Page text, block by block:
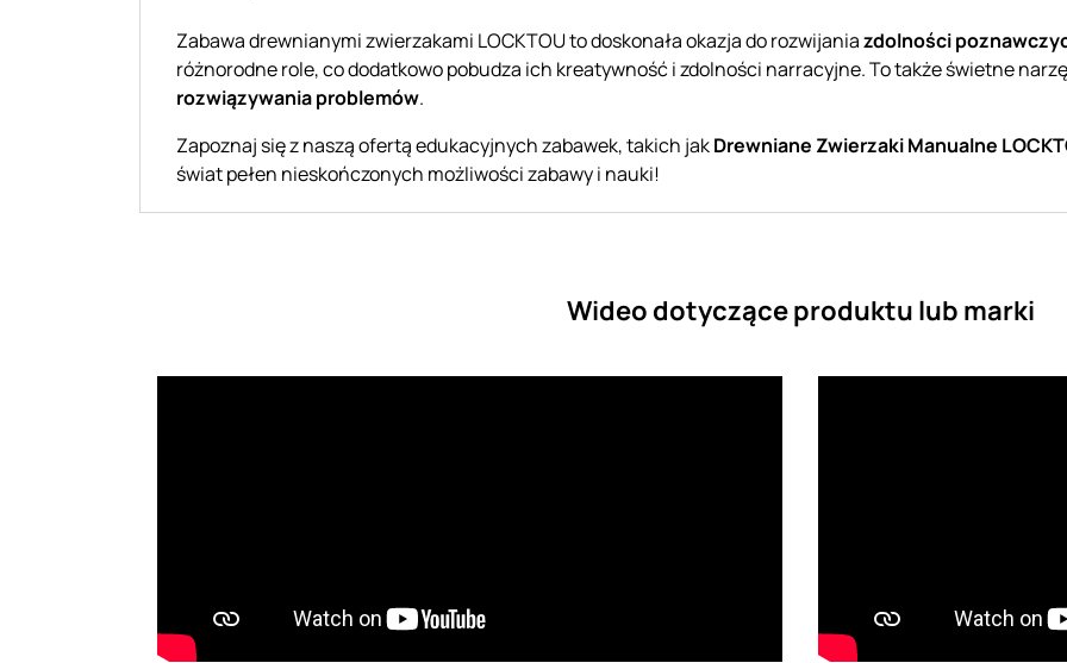
Zabawa drewnianymi zwierzakami LOCKTOU to doskonała okazja do rozwijaniazdolności
różnorodne role, co dodatkowo pobudza ich kreatywność i zdolności narracyjne. To także świetne
rozwiązywania problemów.
Zapoznaj się z naszą ofertą edukacyjnych zabawek, takich jakDrewniane Zwierzaki Manualne
świat pełen nieskończonych możliwości zabawy i nauki!
Wideo dotyczące produktu lub marki